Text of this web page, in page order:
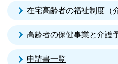
在宅高齢者の福祉制度（
高齢者の保健事業と介護
申請書一覧